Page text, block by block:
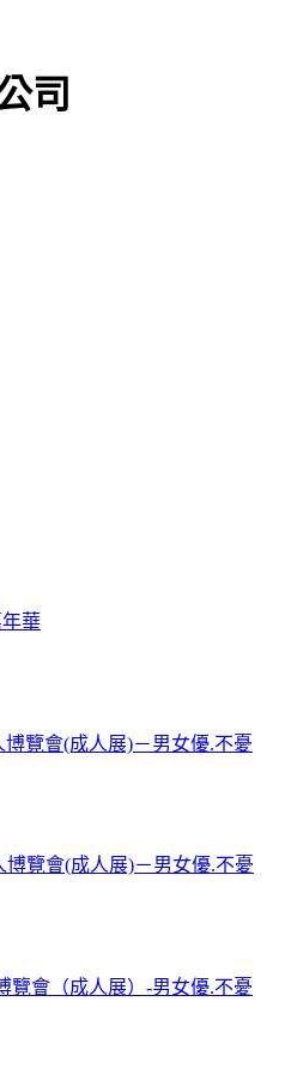
司
華
博覽會(成人展)－男女優.不憂
博覽會(成人展)－男女優.不憂
覽會（成人展）-男女優.不憂